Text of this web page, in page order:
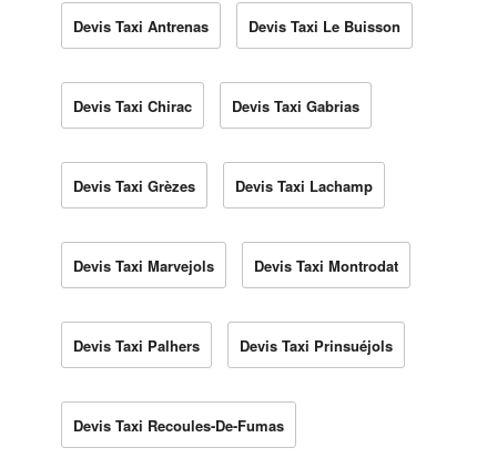
Devis Taxi Antrenas Devis Taxi Le Buisson
Devis Taxi Chirac Devis Taxi Gabrias
Devis Taxi Grèzes Devis Taxi Lachamp
Devis Taxi Marvejols Devis Taxi Montrodat
Devis Taxi Palhers Devis Taxi Prinsuéjols
Devis Taxi Recoules-De-Fumas